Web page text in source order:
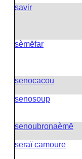
savir
sèmĕfar
senocacou
senosoup
senoubronaèmĕ
seraï camoure